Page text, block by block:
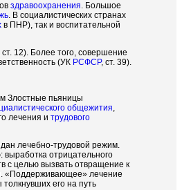
здравоохранения. Большое
. В социалистических странах
в ПНР), так и воспитательной
ст. 12). Более того, совершение
(УК РСФСР, ст. 39).
Злостные пьяницы
общежития,
лечения и трудового
лечебно-трудовой режим.
выработка отрицательного
с целью вызвать отвращение к
«Поддерживающее» лечение
его на путь